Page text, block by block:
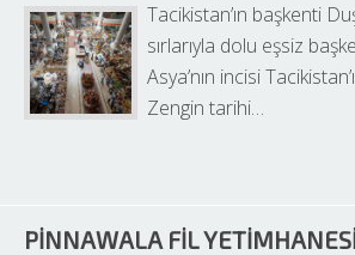
Tacikistan’ın başkenti
sırlarıyla dolu eşsiz
Asya’nın incisi
Zengin tarihi…
PINNAWALA FIL